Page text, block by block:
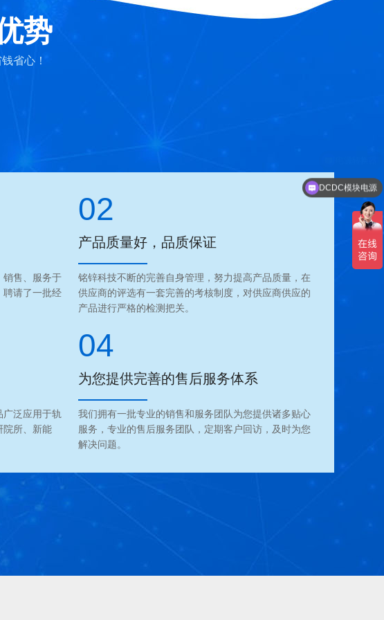
势
省心！
销售、服务于
聘请了一批经
02
产品质量好，品质保证
铭锌科技不断的完善自身管理，努力提高产品质量，在
供应商的评选有一套完善的考核制度，对供应商供应的
产品进行严格的检测把关。
泛应用于轨
院所、新能
04
为您提供完善的售后服务体系
我们拥有一批专业的销售和服务团队为您提供诸多贴心
服务，专业的售后服务团队，定期客户回访，及时为您
解决问题。
DCDC模块电源